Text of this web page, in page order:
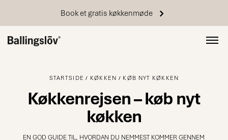
Book et gratis køkkenmøde
STARTSIDE KØKKEN KØB NYT KØKKEN
Køkkenrejsen – køb nyt
køkken
EN GOD GUIDE TIL, HVORDAN DU NEMMEST KOMMER GENNEM